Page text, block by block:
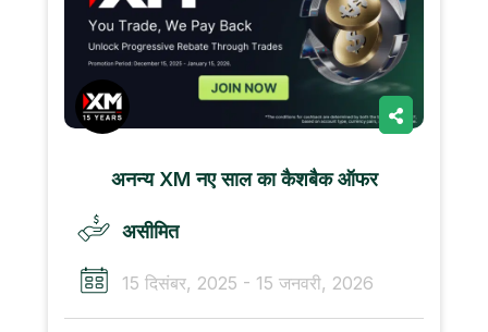
अनन्य XM नए साल का कैशबैक ऑफर
असीमित
15 दिसंबर, 2025 - 15 जनवरी, 2026